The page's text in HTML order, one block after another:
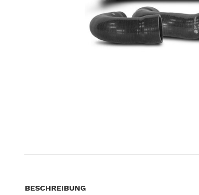
BESCHREIBUNG